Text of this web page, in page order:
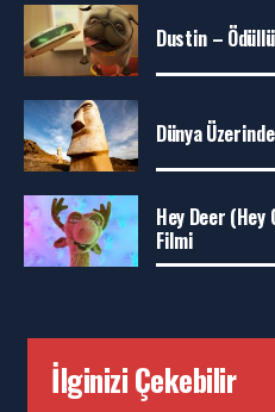
Dustin –
Dünya
Hey Deer (Hey
Filmi
İlginizi Çekebilir